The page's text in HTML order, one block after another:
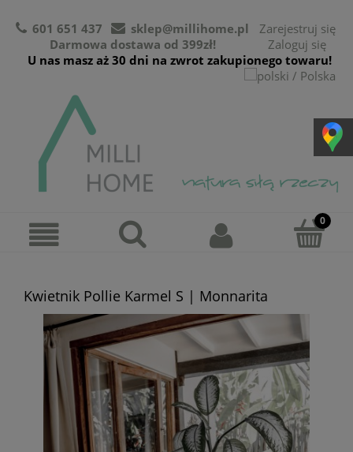
601 651 437
sklep@millihome.pl
Darmowa dostawa od 399zł!
U nas masz aż 30 dni na zwrot zakupionego towaru!
Zarejestruj się
Zaloguj się
Kwietnik Pollie Karmel S | Monnarita